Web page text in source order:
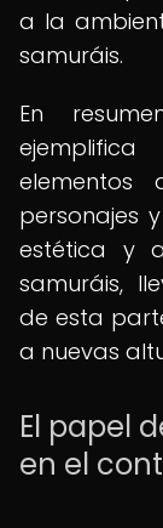
a la
samuráis.
En
personajes
estética y
samuráis,
de esta
a nuevas
El papel
en el